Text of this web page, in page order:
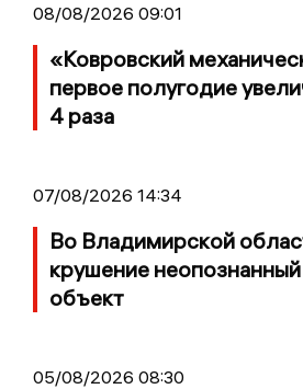
08/08/2026 09:01
«Ковровский
первое полугодие
4 раза
07/08/2026 14:34
Во Владимирской
крушение
объект
05/08/2026 08:30